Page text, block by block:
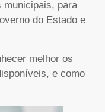
municipais, para
do Estado e
melhor os
e como